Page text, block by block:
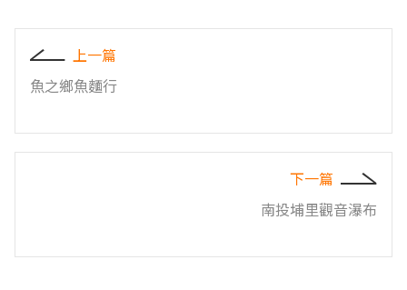
上一篇
魚之鄉魚麵行
下一篇
南投埔里觀音瀑布